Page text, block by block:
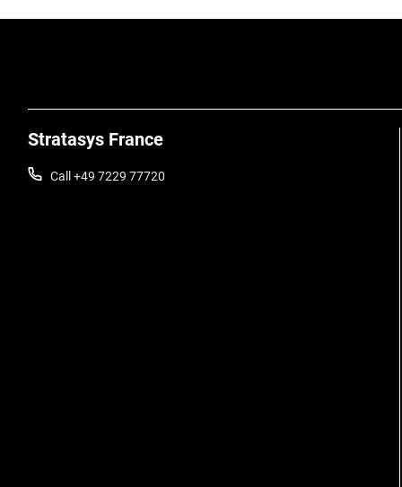
Stratasys France
Call +49 7229 77720